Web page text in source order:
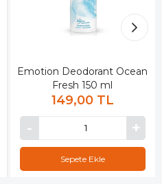
Emotion Deodorant Ocean
Fresh 150 ml
149,00 TL
Sepete Ekle